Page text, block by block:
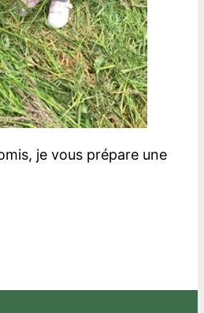
je vous prépare une